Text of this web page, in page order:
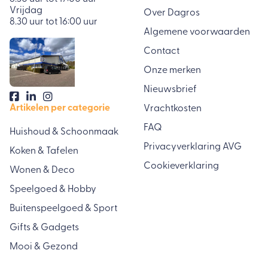
Vrijdag
8.30 uur tot 16:00 uur
Artikelen per categorie
Huishoud & Schoonmaak
Koken & Tafelen
Wonen & Deco
Speelgoed & Hobby
Buitenspeelgoed & Sport
Gifts & Gadgets
Mooi & Gezond
Over Dagros
Algemene voorwaarden
Contact
Onze merken
Nieuwsbrief
Vrachtkosten
FAQ
Privacyverklaring AVG
Cookieverklaring